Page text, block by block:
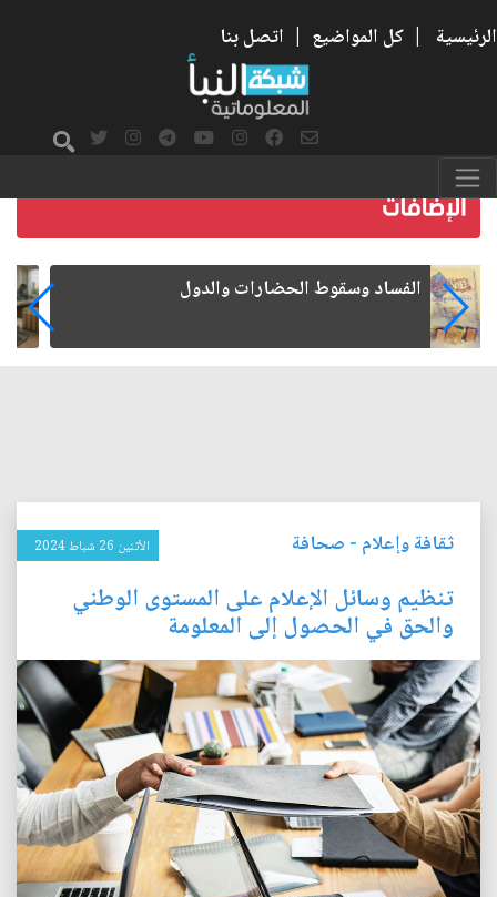
الرئيسية | كل المواضيع | اتصل بنا
رواتب الموظفين على صفيح ساخن
ثقافة وإعلام - صحافة الأثنين 26 شباط 2024
تنظيم وسائل الإعلام على المستوى الوطني
والحق في الحصول إلى المعلومة